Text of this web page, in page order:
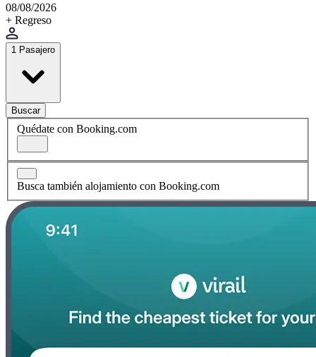
08/08/2026
+ Regreso
1 Pasajero
Buscar
Quédate con Booking.com
Busca también alojamiento con Booking.com